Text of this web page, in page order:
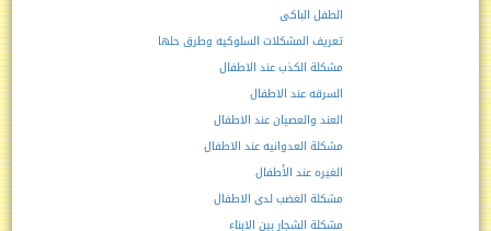
الطفل الباكى
تعريف المشكلات السلوكيه وطرق حلها
مشكلة الكذب عند الاطفال
السرقه عند الاطفال
العند والعصيان عند الاطفال
مشكلة العدوانيه عند الاطفال
الغيره عند الأطفال
مشكلة الغضب لدى الاطفال
مشكلة الشجار بين الابناء